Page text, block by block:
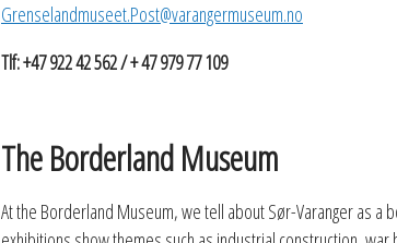
Grenselandmuseet.Post@varangermuseum.no
Tlf: +47 922 42 562 / + 47 979 77 109
The Borderland Museum
At the Borderland Museum, we tell about Sør-Varanger as a